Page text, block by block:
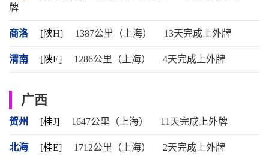
牌
商洛 [陕H] 1387公里（上海） 13天完成上外牌
渭南 [陕E] 1286公里（上海） 4天完成上外牌
广西
贺州 [桂J] 1647公里（上海） 11天完成上外牌
北海 [桂E] 1712公里（上海） 2天完成上外牌